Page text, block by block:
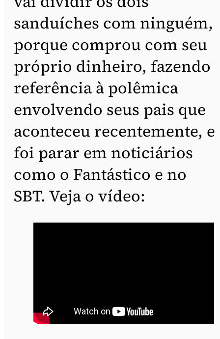
sanduíches com ninguém,
porque comprou com seu
próprio dinheiro, fazendo
referência à polêmica
envolvendo seus pais que
aconteceu recentemente, e
foi parar em noticiários
como o Fantástico e no
SBT. Veja o vídeo: